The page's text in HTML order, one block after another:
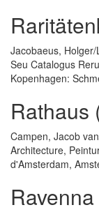
Jacobaeus, Holger/
Seu Catalogus
Kopenhagen:
Rathaus
Campen, Jacob van
Architecture,
d'Amsterdam,